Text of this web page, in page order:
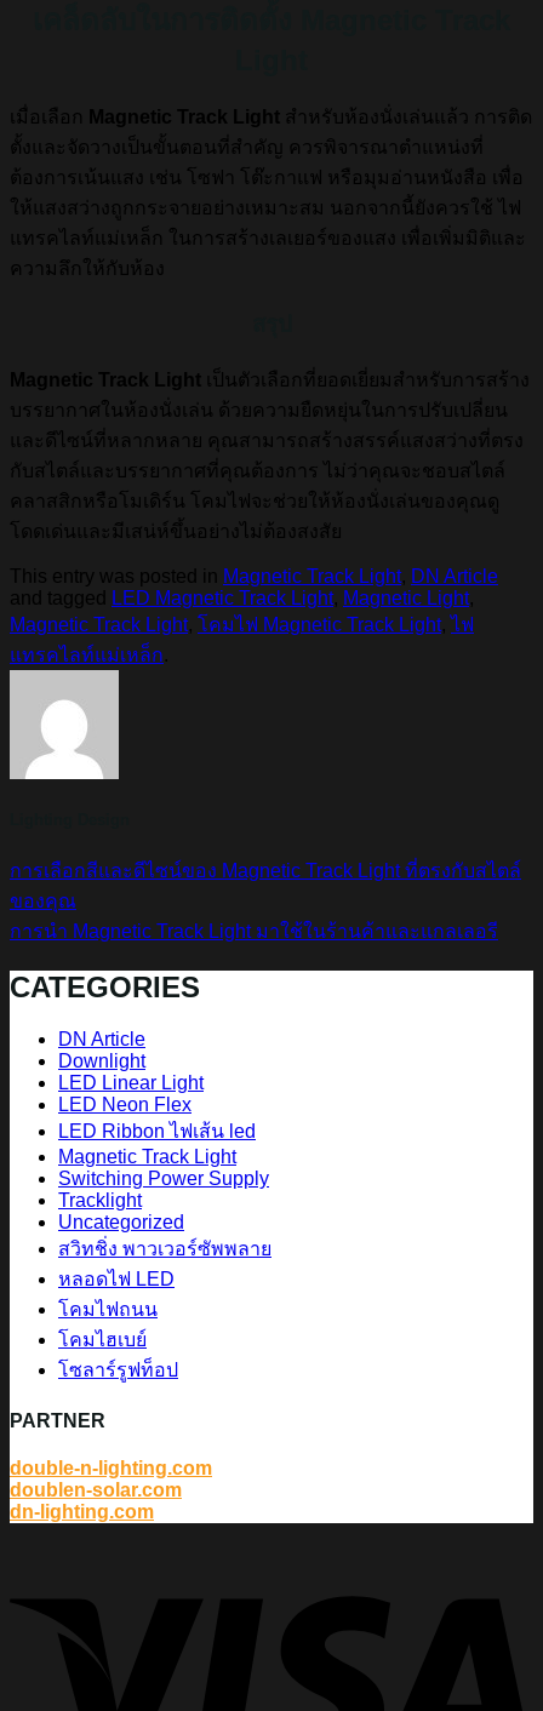
เมื่อเลือก Magnetic Track Light สำหรับห้องนั่งเล่นแล้ว การติด
ตั้งและจัดวางเป็นขั้นตอนที่สำคัญ ควรพิจารณาตำแหน่งที่
ต้องการเน้นแสง เช่น โซฟา โต๊ะกาแฟ หรือมุมอ่านหนังสือ เพื่อ
ให้แสงสว่างถูกกระจายอย่างเหมาะสม นอกจากนี้ยังควรใช้ ไฟ
แทรคไลท์แม่เหล็ก ในการสร้างเลเยอร์ของแสง เพื่อเพิ่มมิติและ
ความลึกให้กับห้อง
Magnetic Track Light เป็นตัวเลือกที่ยอดเยี่ยมสำหรับการสร้าง
บรรยากาศในห้องนั่งเล่น ด้วยความยืดหยุ่นในการปรับเปลี่ยน
และดีไซน์ที่หลากหลาย คุณสามารถสร้างสรรค์แสงสว่างที่ตรง
กับสไตล์และบรรยากาศที่คุณต้องการ ไม่ว่าคุณจะชอบสไตล์
คลาสสิกหรือโมเดิร์น โคมไฟจะช่วยให้ห้องนั่งเล่นของคุณดู
โดดเด่นและมีเสน่ห์ขึ้นอย่างไม่ต้องสงสัย
This entry was posted in Magnetic Track Light, DN Article
and tagged
LED Magnetic Track Light, Magnetic Light,
Magnetic Track Light, โคมไฟ Magnetic Track Light,ไฟ
แทรคไลท์แม่เหล็ก.
การเลือกสีและดีไซน์ของ Magnetic Track Light ที่ตรงกับสไตล์
ของคุณ
การนำ Magnetic Track Light มาใช้ในร้านค้าและแกลเลอรี
CATEGORIES
DN Article
Downlight
LED Linear Light
LED Neon Flex
LED Ribbon ไฟเส้น led
Magnetic Track Light
Switching Power Supply
Tracklight
Uncategorized
สวิทชิ่ง พาวเวอร์ซัพพลาย
หลอดไฟ LED
โคมไฟถนน
โคมไฮเบย์
โซลาร์รูฟท็อป
PARTNER
double-n-lighting.com
doublen-solar.com
dn-lighting.com